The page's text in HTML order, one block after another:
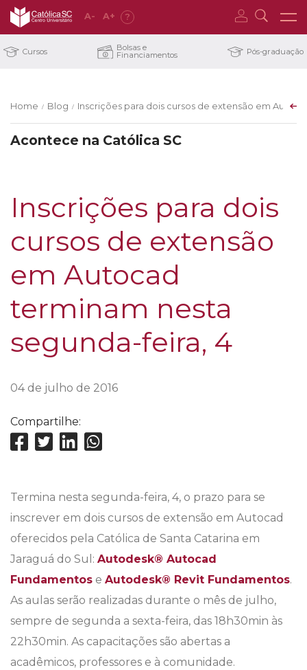
A- A+ ?
Cursos Bolsas e
Financiamentos Pós-graduação
Home / Blog / Inscrições para dois cursos de extensão em
Acontece na Católica SC
Inscrições para dois
cursos de extensão
em Autocad
terminam nesta
segunda-feira, 4
04 de julho de 2016
Compartilhe:
Termina nesta segunda-feira, 4, o prazo para se
inscrever em dois cursos de extensão em Autocad
oferecidos pela Católica de Santa Catarina em
Jaraguá do Sul: Autodesk® Autocad
Fundamentos e Autodesk® Revit Fundamentos.
As aulas serão realizadas durante o mês de julho,
sempre de segunda a sexta-feira, das 18h30min às
22h30min. As capacitações são abertas a
acadêmicos, professores e à comunidade.